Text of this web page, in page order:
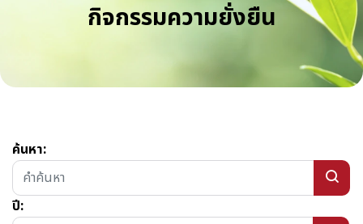
กิจกรรมความยั่งยืน
ค้นหา:
ปี: